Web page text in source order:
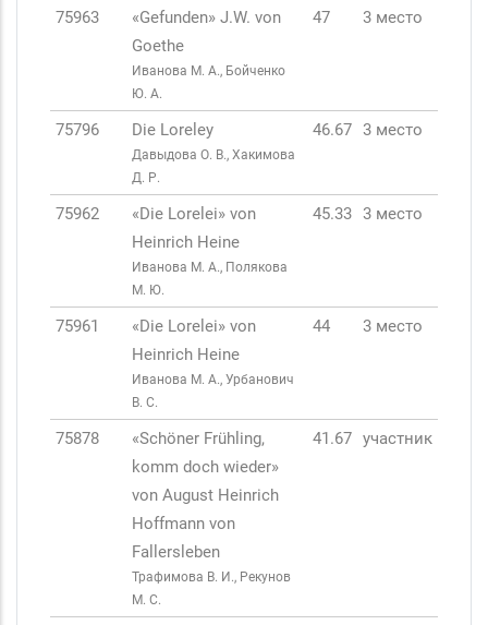
75963
«Gefunden» J.W. von
Goethe
Иванова М. А., Бойченко
Ю. А.
47 3 место
75796 Die Loreley
Давыдова О. В., Хакимова
Д. Р.
46.67 3 место
75962
«Die Lorelei» von
Heinrich Heine
Иванова М. А., Полякова
М. Ю.
45.33 3 место
75961
«Die Lorelei» von
Heinrich Heine
Иванова М. А., Урбанович
В. С.
44 3 место
75878
«Schöner Frühling,
komm doch wieder»
von August Heinrich
Hoffmann von
Fallersleben
Трафимова В. И., Рекунов
М. С.
41.67 участник